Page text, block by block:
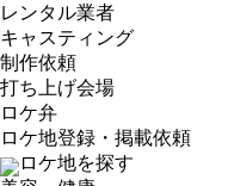
レンタル業者
キャスティング
制作依頼
打ち上げ会場
ロケ弁
ロケ地登録・掲載依頼
ロケ地を探す